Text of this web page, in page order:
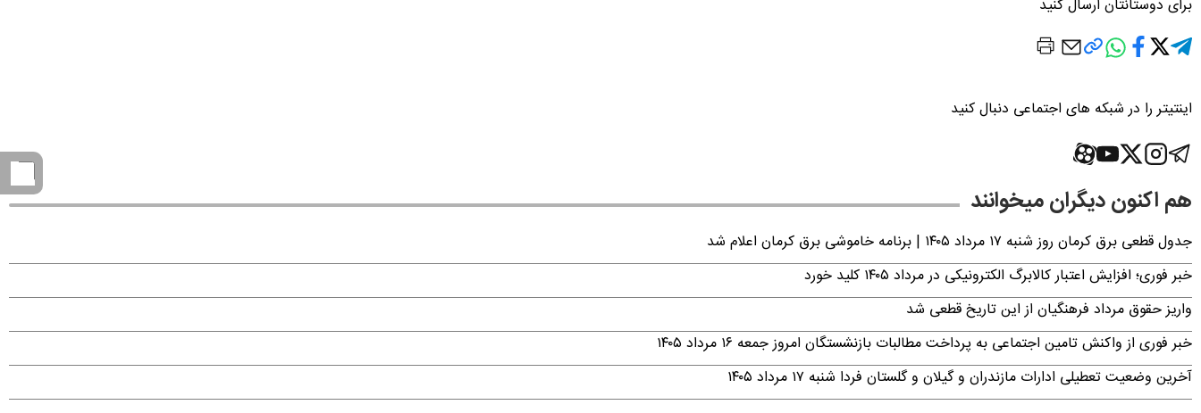
برای دوستانتان ارسال کنید
اینتیتر را در شبکه های اجتماعی دنبال کنید
هم اکنون دیگران میخوانند
جدول قطعی برق کرمان روز شنبه ۱۷ مرداد ۱۴۰۵ | برنامه خاموشی برق کرمان اعلام شد
خبر فوری؛ افزایش اعتبار کالابرگ الکترونیکی در مرداد ۱۴۰۵ کلید خورد
واریز حقوق مرداد فرهنگیان از این تاریخ قطعی شد
خبر فوری از واکنش تامین اجتماعی به پرداخت مطالبات بازنشستگان امروز جمعه ۱۶ مرداد ۱۴۰۵
آخرین وضعیت تعطیلی ادارات مازندران و گیلان و گلستان فردا شنبه ۱۷ مرداد ۱۴۰۵